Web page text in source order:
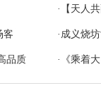
· 【天人
客 · 成义烧
品质 · 《乘着